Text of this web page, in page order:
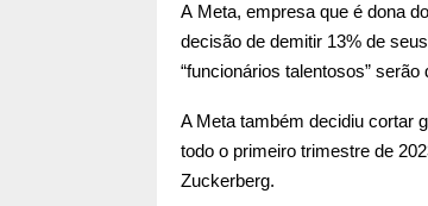
A Meta, empresa que é dona
decisão de demitir 13% de
“funcionários talentosos”
A Meta também decidiu cortar
todo o primeiro trimestre de
Zuckerberg.